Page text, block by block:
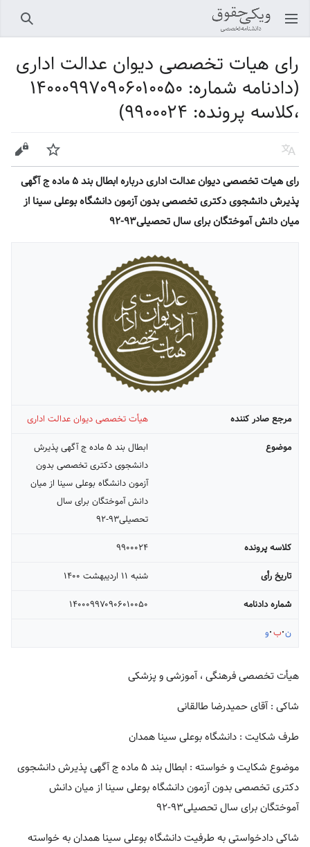
باز کردن منو اصلی جستجو
رای هیات تخصصی دیوان عدالت اداری
(دادنامه شماره: ۱۴۰۰۰۹۹۷۰۹۰۶۰۱۰۰۵۰
،کلاسه پرونده: ۹۹۰۰۰۲۴)
زبان پیگیری ویرایش
رای هیات تخصصی دیوان عدالت اداری درباره ابطال بند ۵ ماده ج آگهی
پذیرش دانشجوی دکتری تخصصی بدون آزمون دانشگاه بوعلی سینا از
میان دانش آموختگان برای سال تحصیلی۹۳-۹۲
مرجع صادر کننده
هیأت تخصصی دیوان عدالت اداری
موضوع
ابطال بند ۵ ماده ج آگهی پذیرش
دانشجوی دکتری تخصصی بدون
آزمون دانشگاه بوعلی سینا از میان
دانش آموختگان برای سال
تحصیلی۹۳-۹۲
کلاسه پرونده
۹۹۰۰۰۲۴
تاریخ رأی
شنبه ۱۱ ارديبهشت ۱۴۰۰
شماره دادنامه
۱۴۰۰۰۹۹۷۰۹۰۶۰۱۰۰۵۰
ن ب و
هیأت تخصصی فرهنگی ، آموزشی و پزشکی
شاکی : آقای حمیدرضا طالقانی
طرف شکایت : دانشگاه بوعلی سینا همدان
موضوع شکایت و خواسته : ابطال بند ۵ ماده ج آگهی پذیرش دانشجوی
دکتری تخصصی بدون آزمون دانشگاه بوعلی سینا از میان دانش
آموختگان برای سال تحصیلی۹۳-۹۲
شاکی دادخواستی به طرفیت دانشگاه بوعلی سینا همدان به خواسته